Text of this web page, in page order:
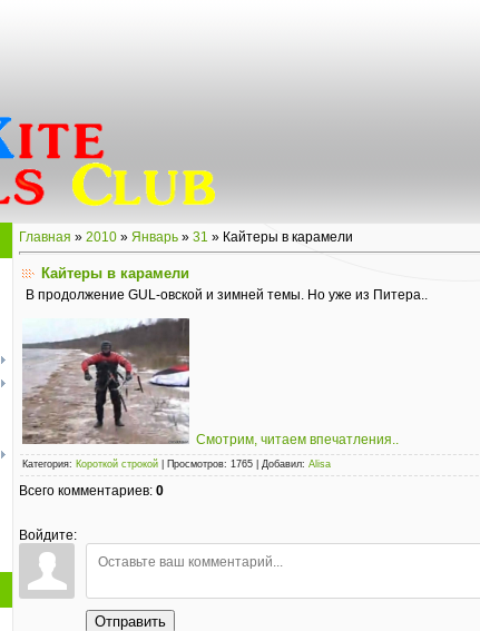
Главная » 2010 » Январь » 31 » Кайтеры в карамели
Кайтеры в карамели
В продолжение GUL-овской и зимней темы. Но уже из Питера..
Смотрим, читаем впечатления..
Категория: Короткой строкой Просмотров: 1765 Добавил: Alisa
Всего комментариев: 0
Войдите:
Отправить